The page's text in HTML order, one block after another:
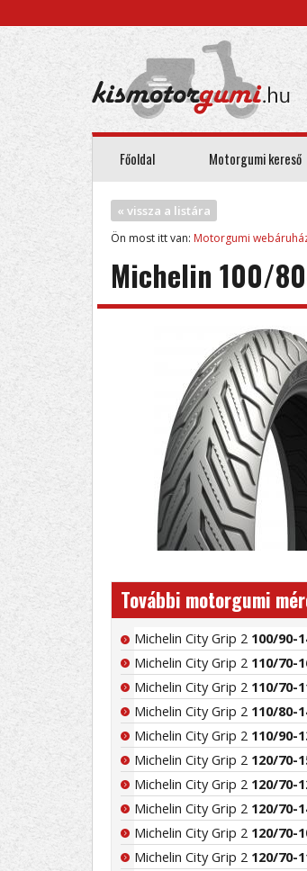
Főoldal Motorgumi kereső
« vissza a listára
Ön most itt van: Motorgumi
Michelin 100/
További motorgumi
Michelin City Grip 2 100/90-
Michelin City Grip 2 110/70-
Michelin City Grip 2 110/70-
Michelin City Grip 2 110/80-
Michelin City Grip 2 110/90-
Michelin City Grip 2 120/70-
Michelin City Grip 2 120/70-
Michelin City Grip 2 120/70-
Michelin City Grip 2 120/70-
Michelin City Grip 2 120/70-